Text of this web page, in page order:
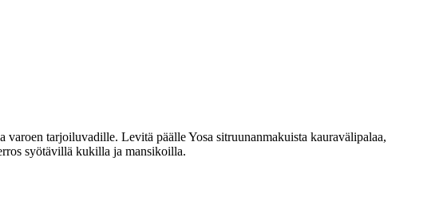
tarjoiluvadille. Levitä päälle Yosa sitruunanmakuista kauravälipalaa,
syötävillä kukilla ja mansikoilla.